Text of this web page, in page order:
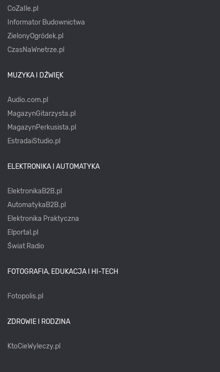
CoZaIle.pl
Informator Budownictwa
ZielonyOgródek.pl
CzasNaWnetrze.pl
MUZYKA I DŹWIĘK
Audio.com.pl
MagazynGitarzysta.pl
MagazynPerkusista.pl
EstradaiStudio.pl
ELEKTRONIKA I AUTOMATYKA
ElektronikaB2B.pl
AutomatykaB2B.pl
Elektronika Praktyczna
Elportal.pl
Świat Radio
FOTOGRAFIA, EDUKACJA I HI-TECH
Fotopolis.pl
ZDROWIE I RODZINA
KtoCieWyleczy.pl